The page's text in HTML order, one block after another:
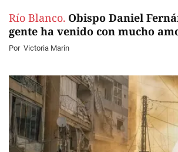
Río Blanco. Obispo Daniel
gente ha venido con mucho
Por Victoria Marín